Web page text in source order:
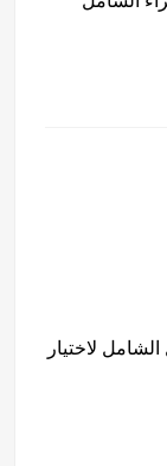
لاختيار